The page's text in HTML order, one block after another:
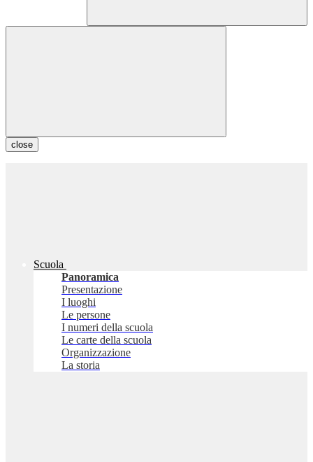
close
Scuola
Panoramica
Presentazione
I luoghi
Le persone
I numeri della scuola
Le carte della scuola
Organizzazione
La storia